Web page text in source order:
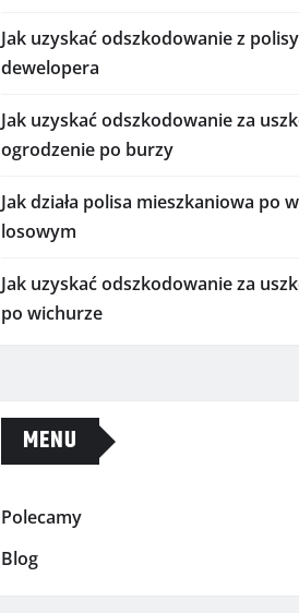
Jak uzyskać odszkodowanie z
dewelopera
Jak uzyskać odszkodowanie za
ogrodzenie po burzy
Jak działa polisa mieszkaniowa po
losowym
Jak uzyskać odszkodowanie za
po wichurze
MENU
Polecamy
Blog